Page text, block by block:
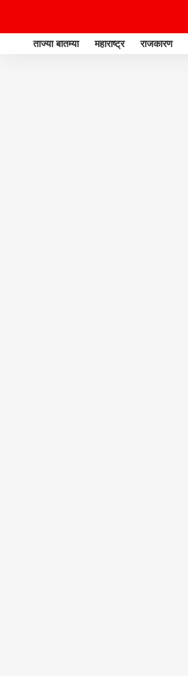
ताज्या बातम्या महाराष्ट्र राजकारण